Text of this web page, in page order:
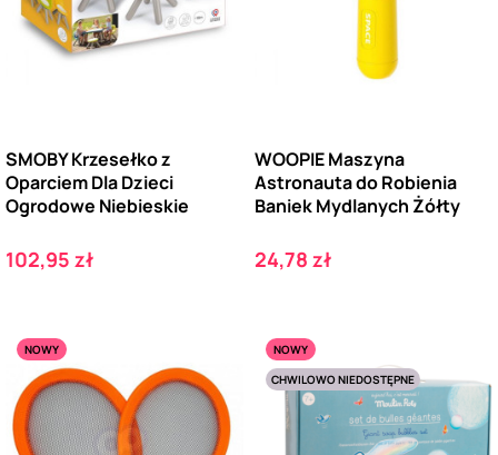
SMOBY Krzesełko z
Oparciem Dla Dzieci
Ogrodowe Niebieskie
Cena
102,95 zł
WOOPIE Maszyna
Astronauta do Robienia
Baniek Mydlanych Żółty
Cena
24,78 zł
NOWY
NOWY
CHWILOWO NIEDOSTĘPNE